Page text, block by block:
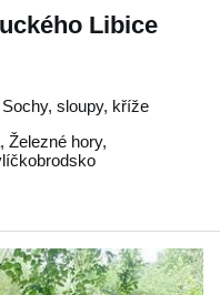
Libice
sloupy, kříže
, Železné hory,